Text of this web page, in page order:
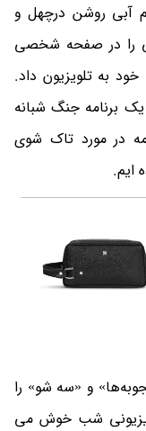
آبی روشن درچهل و
را در صفحه شخصی
به تلویزیون داد.
برنامه جنگ شبانه
در مورد تاک شوی
ایم.
و «سه شو» را
شب خوش می